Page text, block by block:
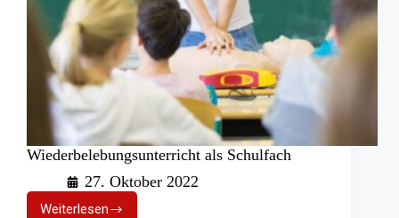
Wiederbelebungsunterricht als Schulfach
27. Oktober 2022
Weiterlesen